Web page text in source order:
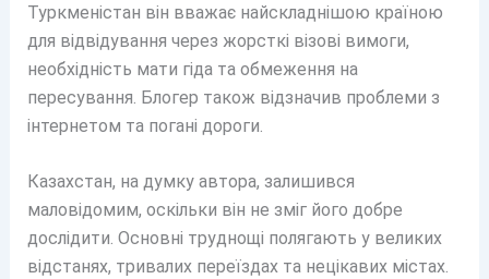
Туркменістан він вважає найскладнішою країною
для відвідування через жорсткі візові вимоги,
необхідність мати гіда та обмеження на
пересування. Блогер також відзначив проблеми з
інтернетом та погані дороги.
Казахстан, на думку автора, залишився
маловідомим, оскільки він не зміг його добре
дослідити. Основні труднощі полягають у великих
відстанях, тривалих переїздах та нецікавих містах.